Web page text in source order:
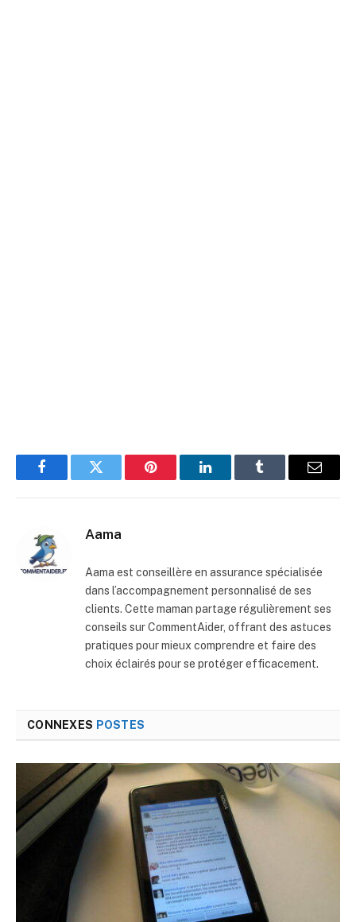
FacebookTwitter Pinterest LinkedInTumblr
E-
Aama
Aama est conseillère en assurance spécialisée
dans l’accompagnement personnalisé de ses
clients. Cette maman partage régulièrement ses
conseils sur CommentAider, offrant des astuces
pratiques pour mieux comprendre et faire des
choix éclairés pour se protéger efficacement.
CONNEXES POSTES